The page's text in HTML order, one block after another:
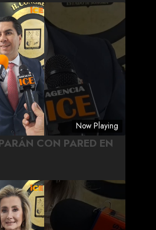
Now Playing
CON PARED EN